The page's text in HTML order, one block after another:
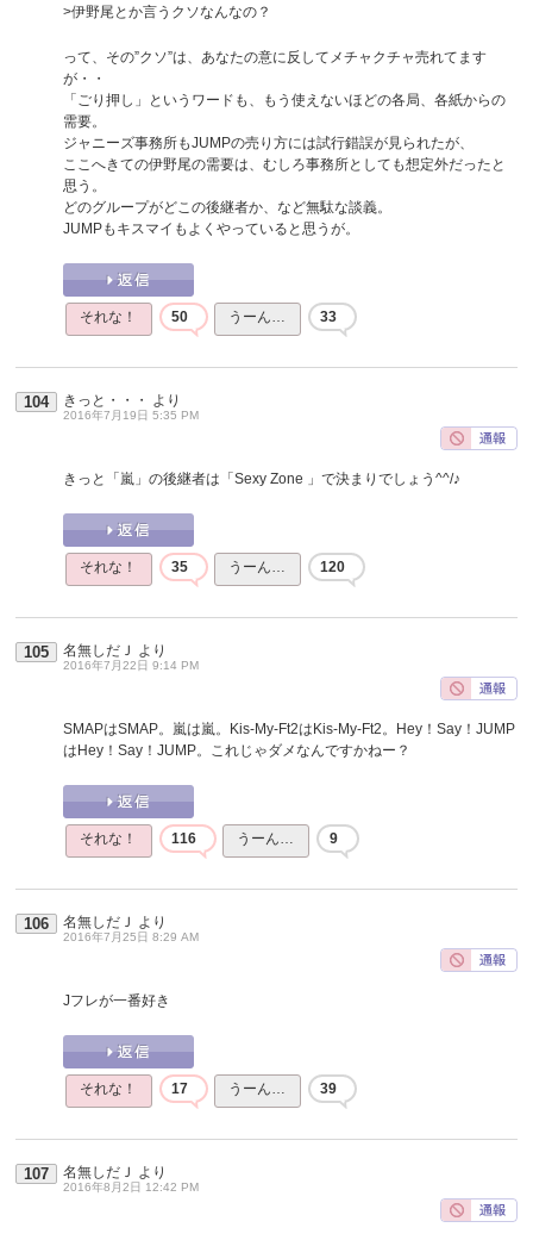
>伊野尾とか言うクソなんなの？
って、その”クソ”は、あなたの意に反してメチャクチャ売れてます
が・・
「ごり押し」というワードも、もう使えないほどの各局、各紙からの
需要。
ジャニーズ事務所もJUMPの売り方には試行錯誤が見られたが、
ここへきての伊野尾の需要は、むしろ事務所としても想定外だったと
思う。
どのグループがどこの後継者か、など無駄な談義。
JUMPもキスマイもよくやっていると思うが。
それな！ 50 うーん… 33
104 きっと・・・ より
2016年7月19日 5:35 PM
きっと「嵐」の後継者は「Sexy Zone 」で決まりでしょう^^/♪
それな！ 35 うーん… 120
105 名無しだＪ より
2016年7月22日 9:14 PM
SMAPはSMAP。嵐は嵐。Kis-My-Ft2はKis-My-Ft2。Hey！Say！JUMP
はHey！Say！JUMP。これじゃダメなんですかねー？
それな！ 116 うーん… 9
106 名無しだＪ より
2016年7月25日 8:29 AM
Jフレが一番好き
それな！ 17 うーん… 39
107 名無しだＪ より
2016年8月2日 12:42 PM